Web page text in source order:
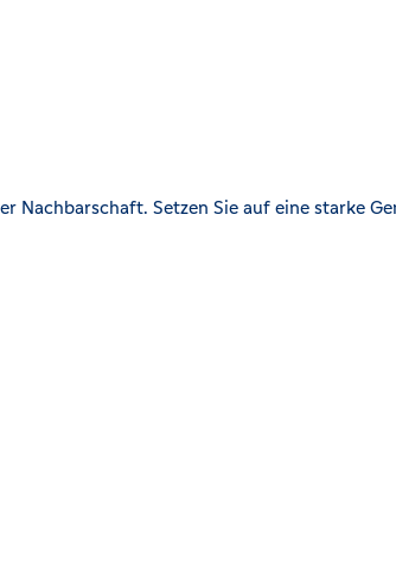
Setzen Sie auf eine starke